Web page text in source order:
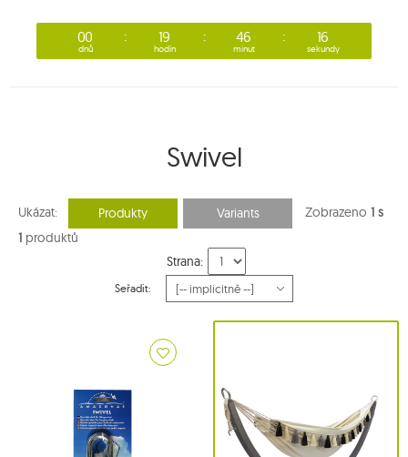
00
dnů
19
hodin
46
minut
16
sekundy
Swivel
Ukázat: Produkty Variants Zobrazeno 1 s
1 produktů
Strana:
Seřadit: